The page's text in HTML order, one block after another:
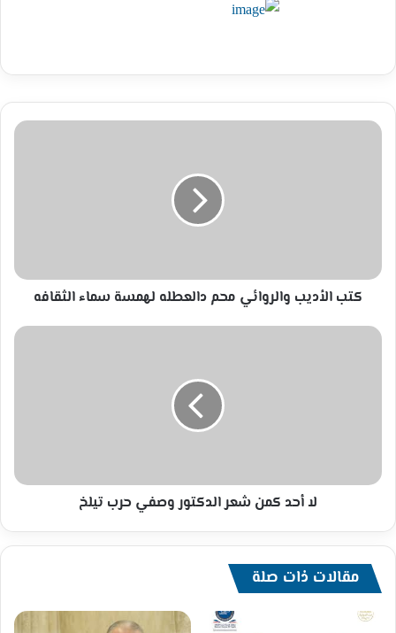
كتب
كتب الأديب والروائي محم دالعطله لهمسة سماء الثقافه
لا
لا أحد كمن شعر الدكتور وصفي حرب تيلخ
مقالات ذات صلة